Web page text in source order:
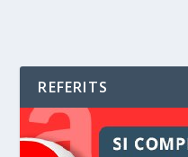
REFERITS